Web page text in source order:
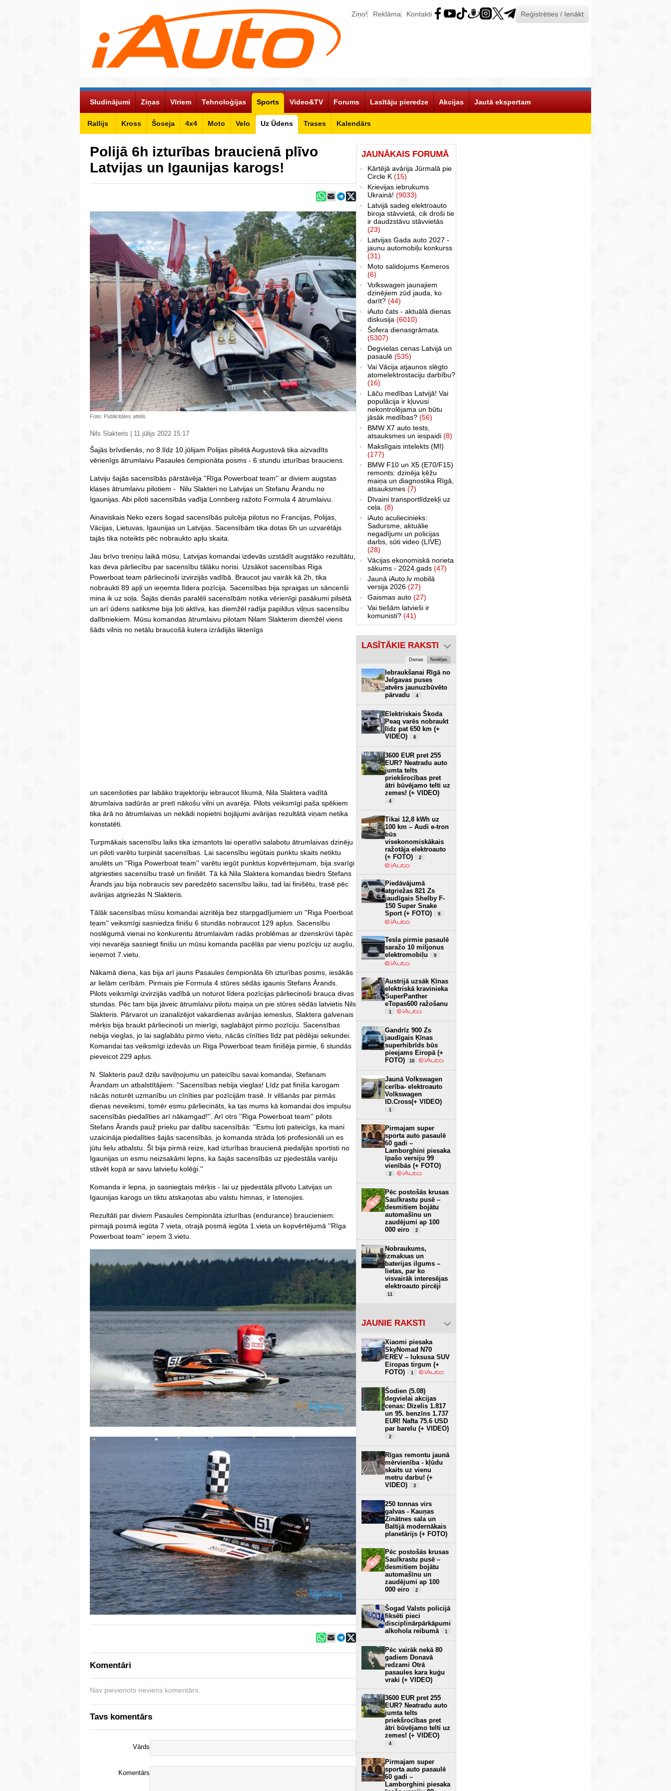
Ziņo! Reklāma Kontakti Reģistrēties / Ienākt
Sludinājumi Ziņas Vīriem Tehnoloģijas Sports
Rallijs Kross Šoseja 4x4 Moto Velo Uz Ūdens Trases Kalendārs
Video&TV Forums Lasītāju pieredze Akcijas Jautā ekspertam
Polijā 6h izturības braucienā plīvo
Latvijas un Igaunijas karogs!
Foto: Publicitātes attēls
Nils Slakteris | 11.jūlijs 2022 15:17
Šajās brīvdienās, no 8.līdz 10.jūlijam Polijas pilsētā Augustovā tika aizvadīts
vērienīgs ātrumlaivu Pasaules čempionāta posms - 6 stundu izturības brauciens.
Latviju šajās sacensībās pārstāvēja ''Rīga Powerboat team'' ar diviem augstas
klases ātrumlaivu pilotiem - Nilu Slakteri no Latvijas un Stefanu Ārandu no
Igaunijas. Abi piloti sacensībās vadīja Lonnberg ražoto Formula 4 ātrumlaivu.
Ainaviskais Neko ezers šogad sacensībās pulcēja pilotus no Francijas, Polijas,
Vācijas, Lietuvas, Igaunijas un Latvijas. Sacensībām tika dotas 6h un uzvarētājs
tajās tika noteikts pēc nobraukto apļu skaita.
Jau brīvo treniņu laikā mūsu, Latvijas komandai izdevās uzstādīt augstāko rezultātu,
kas deva pārliecību par sacensību tālāku norisi. Uzsākot sacensības Riga
Powerboat team pārliecinoši izvirzijās vadībā. Braucot jau vairāk kā 2h, tika
nobraukti 89 apļi un ieņemta līdera pozīcija. Sacensības bija spraigas un sāncenši
mina ik uz soļa. Šajās dienās paralēli sacensībām notika vērienīgi pasākumi pilsētā
un arī ūdens satiksme bija ļoti aktīva, kas diemžēl radīja papildus viļņus sacensību
dalībniekiem. Mūsu komandas ātrumlaivu pilotam Nilam Slakterim diemžēl viens
šāds vilnis no netālu braucošā kutera izrādijās liktenīgs
un sacenšoties par labāko trajektoriju iebraucot līkumā, Nila Slaktera vadītā
ātrumlaiva sadūrās ar pretī nākošu vilni un avarēja. Pilots veiksmīgi paša spēkiem
tika ārā no ātrumlaivas un nekādi nopietni bojājumi avārijas rezultātā viņam netika
konstatēti.
Turpmākais sacensību laiks tika izmantots lai operatīvi salabotu ātrumlaivas dzinēju
un piloti varētu turpināt sacensības. Lai sacensību iegūtais punktu skaits netiktu
anulēts un ''Riga Powerboat team'' varētu iegūt punktus kopvērtejumam, bija svarīgi
atgriesties sacensību trasē un finišēt. Tā kā Nila Slaktera komandas biedrs Stefans
Ārands jau bija nobraucis sev paredzēto sacensību laiku, tad lai finišētu, trasē pēc
avārijas atgriezās N.Slakteris.
Tālāk sacensības mūsu komandai aizritēja bez starpgadījumiem un ''Riga Poerboat
team'' veiksmīgi sasniedza finišu 6 stundās nobraucot 129 apļus. Sacensību
noslēgumā vienai no konkurentu ātrumlaivām radās problēmas ar dzenskrūvi tāpēc
viņi nevarēja sasniegt finišu un mūsu komanda pacēlās par vienu pozīciju uz augšu,
ieņemot 7.vietu.
Nākamā diena, kas bija arī jauns Pasaules čempionāta 6h izturības posms, iesākās
ar lielām cerībām. Pirmais pie Formula 4 stūres sēdās igaunis Stefans Ārands.
Pilots veiksmīgi izvirzijās vadībā un noturot līdera pozīcijas pārliecinoši brauca divas
stundas. Pēc tam bija jāveic ātrumlaivu pilotu maiņa un pie stūres sēdās latvietis Nils
Slakteris. Pārvarot un izanalizējot vakardienas avārijas iemeslus, Slaktera galvenais
mērķis bija braukt pārliecinoši un mierīgi, saglabājot pirmo pozīciju. Sacensības
nebija vieglas, jo lai saglabātu pirmo vietu, nācās cīnīties līdz pat pēdējai sekundei.
Komandai tas veiksmīgi izdevās un Riga Powerboat team finišēja pirmie, 6 stundās
pieveicot 229 apļus.
N. Slakteris pauž dziļu saviļņojumu un pateicību savai komandai, Stefanam
Ārandam un atbalstītājiem: ''Sacensības nebija vieglas! Līdz pat finiša karogam
nācās noturēt uzmanību un cīnīties par pozīcijām trasē. Ir vilšanās par pirmās
dienas neveiksmi, tomēr esmu pārliecināts, ka tas mums kā komandai dos impulsu
sacensībās piedalīties arī nākamgad!''. Arī otrs ''Riga Powerboat team'' pilots
Stefans Ārands pauž prieku par dalību sacensībās: ''Esmu ļoti pateicīgs, ka mani
uzaicināja piedalīties šajās sacensībās, jo komanda strāda ļoti profesionāli un es
jūtu lielu atbalstu. Šī bija pirmā reize, kad izturības braucienā piedalijās sportisti no
Igaunijas un esmu neizsakāmi lepns, ka šajās sacensībās uz pjedestāla varēju
stāvēt kopā ar savu latviešu kolēģi.''
Komanda ir lepna, jo sasniegtais mērķis - lai uz pjedestāla plīvotu Latvijas un
Igaunijas karogs un tiktu atskaņotas abu valstu himnas, ir īstenojies.
Rezultāti par diviem Pasaules čempionāta izturības (endurance) braucieniem:
pirmajā posmā iegūta 7.vieta, otrajā posmā iegūta 1.vieta un kopvērtējumā ''Rīga
Powerboat team'' ieņem 3.vietu.
Komentāri
Nav pievienots neviens komentārs.
Tavs komentārs
Vārds
Komentārs
JAUNĀKAIS FORUMĀ
Kārtējā avārija Jūrmalā pie
Circle K (15)
Krievijas iebrukums
Ukrainā! (9033)
Latvijā sadeg elektroauto
biroja stāvvietā, cik droši tie
ir daudzstāvu stāvvietās
(23)
Latvijas Gada auto 2027 -
jaunu automobiļu konkurss
(31)
Moto salidojums Ķemeros
(6)
Volkswagen jaunajiem
dzinējiem zūd jauda, ko
darīt? (44)
iAuto čats - aktuālā dienas
diskusija (6010)
Šofera dienasgrāmata.
(5307)
Degvielas cenas Latvijā un
pasaulē (535)
Vai Vācija atjaunos slēgto
atomelektrostaciju darbību?
(16)
Lāču medības Latvijā! Vai
populācija ir kļuvusi
nekontrolējama un būtu
jāsāk medības? (56)
BMW X7 auto tests,
atsauksmes un iespaidi (8)
Makslīgais intelekts (MI)
(177)
BMW F10 un X5 (E70/F15)
remonts: dzinēja ķēžu
maiņa un diagnostika Rīgā,
atsauksmes (7)
Dīvaini transportlīdzekļi uz
ceļa. (8)
iAuto aculiecinieks:
Sadursme, aktuālie
negadījumi un policijas
darbs, sūti video (LIVE)
(28)
Vācijas ekonomiskā norieta
sākums - 2024.gads (47)
Jaunā iAuto.lv mobilā
versija 2026 (27)
Gaismas auto (27)
Vai tiešām latvieši ir
komunisti? (41)
LASĪTĀKIE RAKSTI
Dienas Nedēļas
Iebraukšanai Rīgā no
Jelgavas puses
atvērs jaunuzbūvēto
pārvadu
4
Elektriskais Škoda
Peaq varēs nobraukt
līdz pat 650 km (+
VIDEO)
8
3600 EUR pret 255
EUR? Neatradu auto
jumta telts
priekšrocības pret
ātri būvējamo telti uz
zemes! (+ VIDEO)
4
Tikai 12,8 kWh uz
100 km – Audi e-tron
būs
visekonomiskākais
ražotāja elektroauto
(+ FOTO)
2
Piedāvājumā
atgriežas 821 Zs
jaudīgais Shelby F-
150 Super Snake
Sport (+ FOTO)
9
Tesla pirmie pasaulē
saražo 10 miljonus
elektromobiļu
9
Austrijā uzsāk Ķīnas
elektriskā kravinieka
SuperPanther
eTopas600 ražošanu
1
Gandrīz 900 Zs
jaudīgais Ķīnas
superhibrīds būs
pieejams Eiropā (+
FOTO)
10
Jaunā Volkswagen
cerība- elektroauto
Volkswagen
ID.Cross(+ VIDEO)
1
Pirmajam super
sporta auto pasaulē
60 gadi –
Lamborghini piesaka
īpašo versiju 99
vienībās (+ FOTO)
2
Pēc postošās krusas
Saulkrastu pusē –
desmitiem bojātu
automašīnu un
zaudējumi ap 100
000 eiro
2
Nobraukums,
izmaksas un
baterijas ilgums –
lietas, par ko
visvairāk interesējas
elektroauto pircēji
11
JAUNIE RAKSTI
Xiaomi piesaka
SkyNomad N70
EREV – luksusa SUV
Eiropas tirgum (+
FOTO)
1
Šodien (5.08)
degvielai akcijas
cenas: Dīzelis 1.817
un 95. benzīns 1.737
EUR! Nafta 75.6 USD
par barelu (+ VIDEO)
2
Rīgas remontu jaunā
mērvienība - kļūdu
skaits uz vienu
metru darbu! (+
VIDEO)
3
250 tonnas virs
galvas - Kauņas
Zinātnes sala un
Baltijā modernākais
planetārijs (+ FOTO)
Pēc postošās krusas
Saulkrastu pusē –
desmitiem bojātu
automašīnu un
zaudējumi ap 100
000 eiro
2
Šogad Valsts policijā
fiksēti pieci
disciplinārpārkāpumi
alkohola reibumā
1
Pēc vairāk nekā 80
gadiem Donavā
redzami Otrā
pasaules kara kuģu
vraki (+ VIDEO)
3600 EUR pret 255
EUR? Neatradu auto
jumta telts
priekšrocības pret
ātri būvējamo telti uz
zemes! (+ VIDEO)
4
Pirmajam super
sporta auto pasaulē
60 gadi –
Lamborghini piesaka